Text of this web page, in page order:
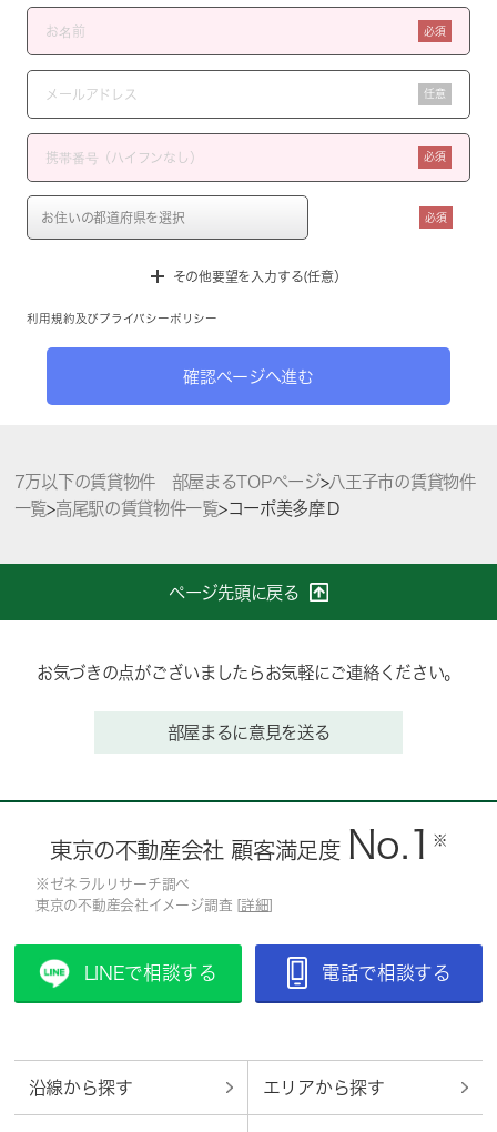
必須
任意
必須
必須
その他要望を入力する(任意）
利用規約 及び プライバシーポリシー
確認ページへ進む
7万以下の賃貸物件 部屋まるTOPページ>八王子市の賃貸物件
一覧>高尾駅の賃貸物件一覧>コーポ美多摩Ｄ
ページ先頭に戻る
お気づきの点がございましたらお気軽にご連絡ください。
部屋まるに意見を送る
東京の不動産会社 顧客満足度 No.1 ※
※ゼネラルリサーチ調べ
東京の不動産会社イメージ調査 [ 詳細
LINEで相談する 電話で相談する
沿線から探す エリアから探す